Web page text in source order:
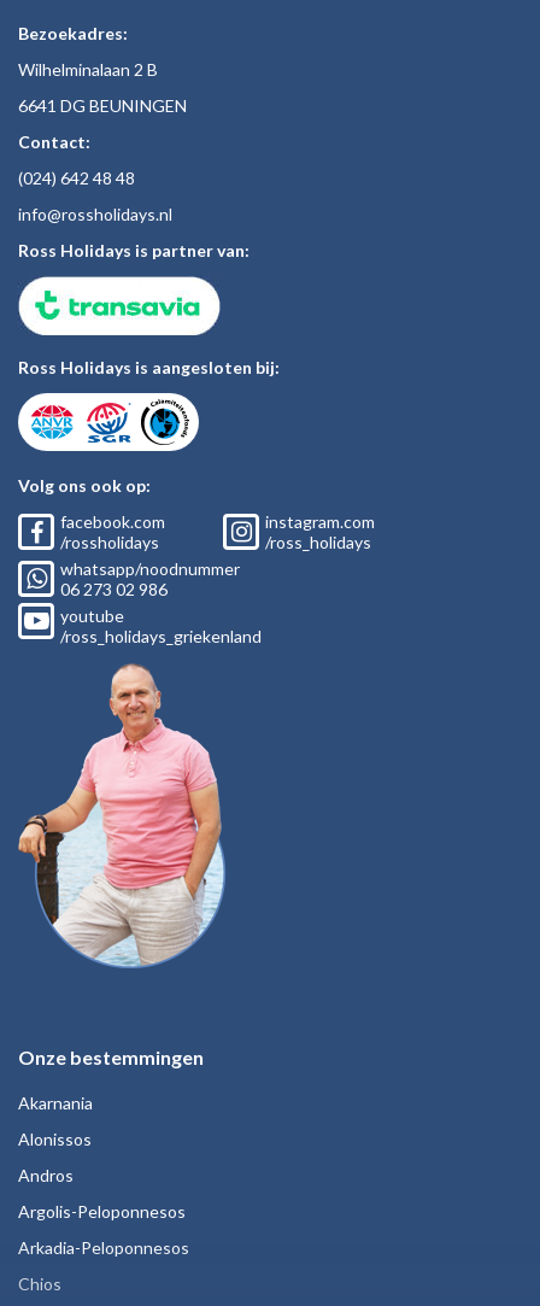
Bezoekadres:
Wilhelminalaan 2 B
6641 DG BEUNINGEN
Contact:
(024) 642 48 48
info@rossholidays.nl
Ross Holidays is partner van:
Ross Holidays is aangesloten bij:
Volg ons ook op:
facebook.com
/rossholidays
instagram.com
/ross_holidays
whatsapp/noodnummer
06 273 02 986
youtube
/ross_holidays_griekenland
Onze bestemmingen
Akarnania
Alonissos
Andros
Argolis-Peloponnesos
Arkadia-Peloponnesos
Chios